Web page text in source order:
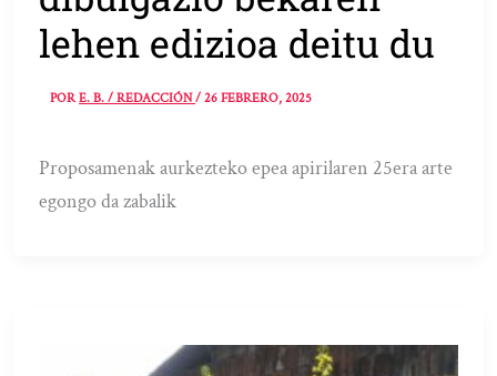
lehen edizioa deitu du
PORE. B. / REDACCIÓN/26 FEBRERO, 2025
Proposamenak aurkezteko epea apirilaren 25era arte
egongo da zabalik